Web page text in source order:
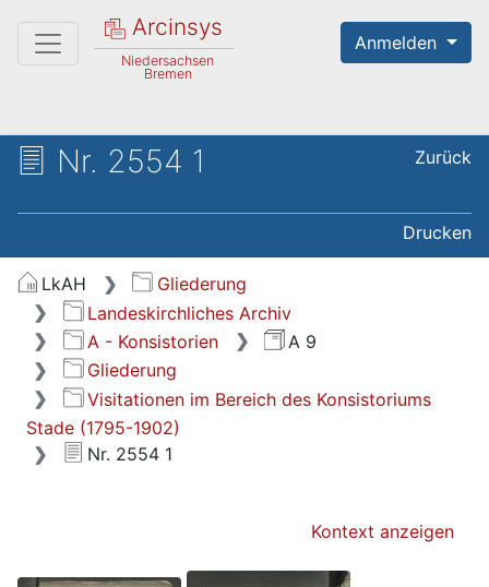
Arcinsys
Niedersachsen
Bremen
Anmelden
Nr. 2554 1 Zurück
Drucken
LkAH
Gliederung
Landeskirchliches Archiv
A - Konsistorien
A 9
Gliederung
Visitationen im Bereich des Konsistoriums
Stade (1795-1902)
Nr. 2554 1
Kontext anzeigen